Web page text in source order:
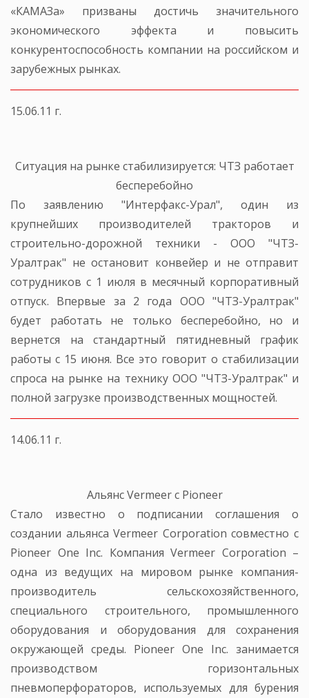
«КАМАЗа» призваны достичь значительного
экономического эффекта и повысить
конкурентоспособность компании на российском и
зарубежных рынках.
15.06.11 г.
Ситуация на рынке стабилизируется: ЧТЗ работает
бесперебойно
По заявлению "Интерфакс-Урал", один из
крупнейших производителей тракторов и
строительно-дорожной техники - ООО "ЧТЗ-
Уралтрак" не остановит конвейер и не отправит
сотрудников с 1 июля в месячный корпоративный
отпуск. Впервые за 2 года ООО "ЧТЗ-Уралтрак"
будет работать не только бесперебойно, но и
вернется на стандартный пятидневный график
работы с 15 июня. Все это говорит о стабилизации
спроса на рынке на технику ООО "ЧТЗ-Уралтрак" и
полной загрузке производственных мощностей.
14.06.11 г.
Альянс Vermeer с Pioneer
Стало известно о подписании соглашения о
создании альянса Vermeer Corporation совместно с
Pioneer One Inc. Компания Vermeer Corporation –
одна из ведущих на мировом рынке компания-
производитель сельскохозяйственного,
специального строительного, промышленного
оборудования и оборудования для сохранения
окружающей среды. Pioneer One Inc. занимается
производством горизонтальных
пневмоперфораторов, используемых для бурения